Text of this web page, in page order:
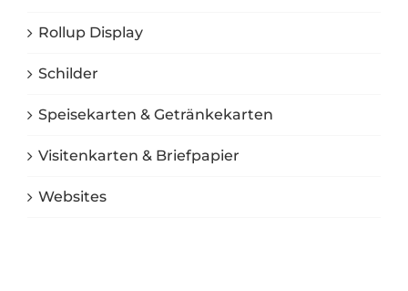
Rollup Display
Schilder
Speisekarten & Getränkekarten
Visitenkarten & Briefpapier
Websites